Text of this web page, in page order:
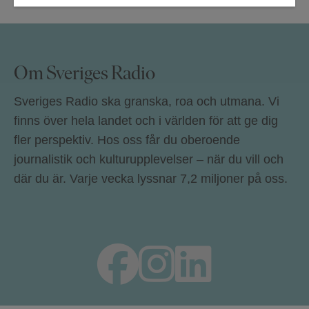
Om Sveriges Radio
Sveriges Radio ska granska, roa och utmana. Vi
finns över hela landet och i världen för att ge dig
fler perspektiv. Hos oss får du oberoende
journalistik och kulturupplevelser – när du vill och
där du är. Varje vecka lyssnar 7,2 miljoner på oss.